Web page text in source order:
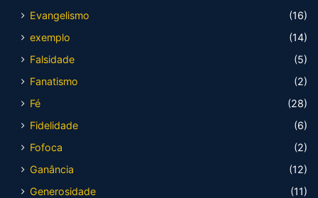
Evangelismo
(16)
exemplo
(14)
Falsidade
(5)
Fanatismo
(2)
Fé
(28)
Fidelidade
(6)
Fofoca
(2)
Ganância
(12)
Generosidade
(11)